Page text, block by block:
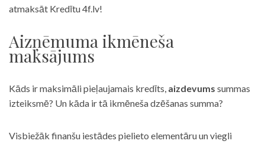
atmaksāt Kredītu 4f.lv!
Aizņēmuma ikmēneša
maksājums
Kāds ir maksimāli pieļaujamais kredīts, aizdevums summas
izteiksmē? Un kāda ir tā ikmēneša dzēšanas summa?
Visbiežāk finanšu iestādes pielieto elementāru un viegli